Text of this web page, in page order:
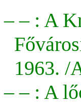
– – : A
1963. /
– – : A